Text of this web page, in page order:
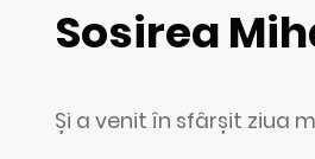
Sosirea
Și a venit în sfârșit ziua